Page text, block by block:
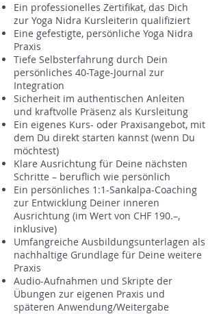
Ein professionelles Zertifikat, das Dich
zur Yoga Nidra Kursleiterin qualifiziert
Eine gefestigte, persönliche Yoga Nidra
Praxis
Tiefe Selbsterfahrung durch Dein
persönliches 40-Tage-Journal zur
Integration
Sicherheit im authentischen Anleiten
und kraftvolle Präsenz als Kursleitung
Ein eigenes Kurs- oder Praxisangebot, mit
dem Du direkt starten kannst (wenn Du
möchtest)
Klare Ausrichtung für Deine nächsten
Schritte – beruflich wie persönlich
Ein persönliches 1:1-Sankalpa-Coaching
zur Entwicklung Deiner inneren
Ausrichtung (im Wert von CHF 190.–,
inklusive)
Umfangreiche Ausbildungsunterlagen als
nachhaltige Grundlage für Deine weitere
Praxis
Audio-Aufnahmen und Skripte der
Übungen zur eigenen Praxis und
späteren Anwendung/Weitergabe